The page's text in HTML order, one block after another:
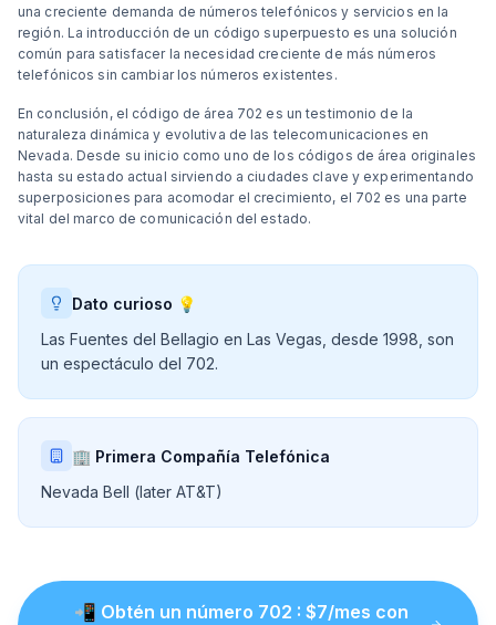
una creciente demanda de números telefónicos y servicios en la
región. La introducción de un código superpuesto es una solución
común para satisfacer la necesidad creciente de más números
telefónicos sin cambiar los números existentes.
En conclusión, el código de área 702 es un testimonio de la
naturaleza dinámica y evolutiva de las telecomunicaciones en
Nevada. Desde su inicio como uno de los códigos de área originales
hasta su estado actual sirviendo a ciudades clave y experimentando
superposiciones para acomodar el crecimiento, el 702 es una parte
vital del marco de comunicación del estado.
Dato curioso 💡
Las Fuentes del Bellagio en Las Vegas, desde 1998, son
un espectáculo del 702.
🏢 Primera Compañía Telefónica
Nevada Bell (later AT&T)
📲 Obtén un número 702 : $7/mes con